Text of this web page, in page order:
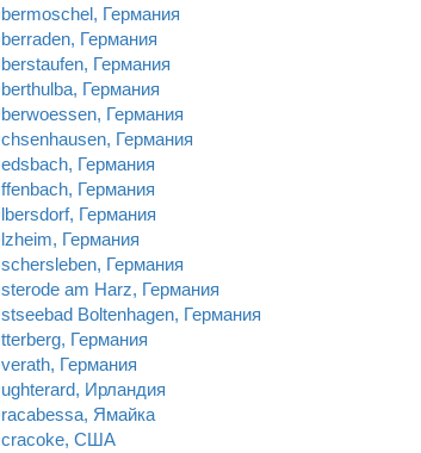
Германия
Германия
Германия
Германия
Германия
Германия
Германия
Германия
Германия
Германия
Германия
am Harz, Германия
Boltenhagen, Германия
Германия
Германия
Ирландия
Ямайка
США